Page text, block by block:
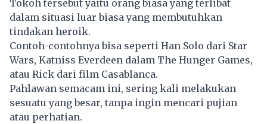
Tokoh tersebut yaitu orang biasa yang terlibat
dalam situasi luar biasa yang membutuhkan
tindakan heroik.
Contoh-contohnya bisa seperti Han Solo dari Star
Wars, Katniss Everdeen dalam The Hunger Games,
atau Rick dari film Casablanca.
Pahlawan semacam ini, sering kali melakukan
sesuatu yang besar, tanpa ingin mencari pujian
atau perhatian.